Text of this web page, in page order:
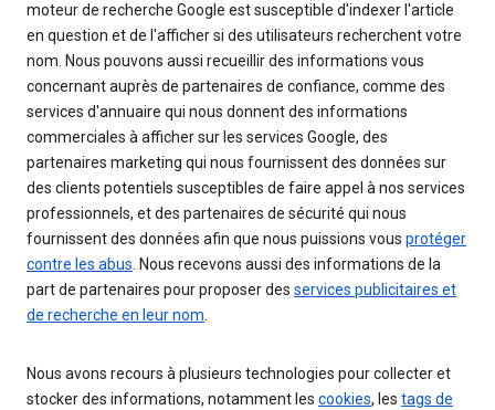
moteur de recherche Google est susceptible d'indexer l'article
en question et de l'afficher si des utilisateurs recherchent votre
nom. Nous pouvons aussi recueillir des informations vous
concernant auprès de partenaires de confiance, comme des
services d'annuaire qui nous donnent des informations
commerciales à afficher sur les services Google, des
partenaires marketing qui nous fournissent des données sur
des clients potentiels susceptibles de faire appel à nos services
professionnels, et des partenaires de sécurité qui nous
fournissent des données afin que nous puissions vous protéger
contre les abus . Nous recevons aussi des informations de la
part de partenaires pour proposer des services publicitaires et
de recherche en leur nom
Nous avons recours à plusieurs technologies pour collecter et
stocker des informations, notamment les cookies, les tags de